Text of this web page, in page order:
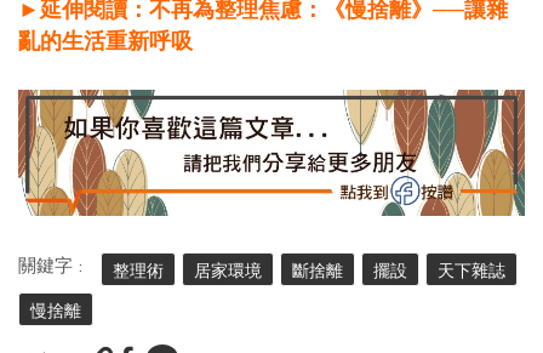
►延伸閱讀：不再為整理焦慮：《慢捨離》──讓雜
亂的生活重新呼吸
關鍵字 : 整理術 居家環境 斷捨離 擺設 天下雜誌
慢捨離